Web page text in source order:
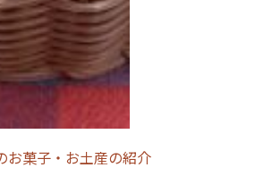
お菓子・お土産の紹介